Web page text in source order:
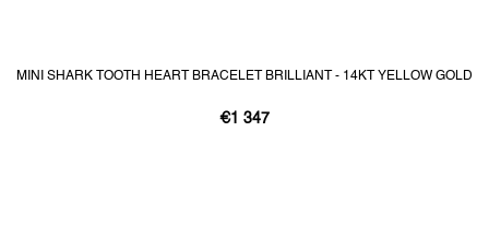
MINI SHARK TOOTH HEART BRACELET BRILLIANT - 14KT YELLOW GOLD
€1 347